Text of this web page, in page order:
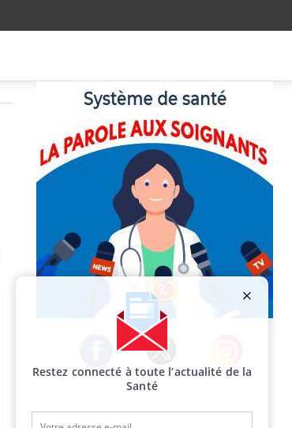
Facebook Twitter Instagram
Restez connecté à toute l’actualité de la
Santé